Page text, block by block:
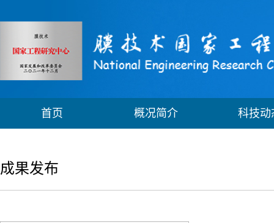
首页 概况简介 科技动
成果发布